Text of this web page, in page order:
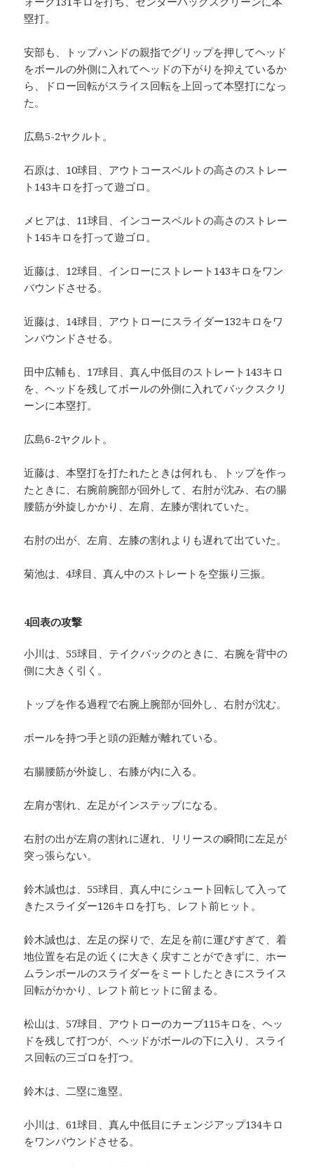
塁打。
安部も、トップハンドの親指でグリップを押してヘッド
をボールの外側に入れてヘッドの下がりを抑えているか
ら、ドロー回転がスライス回転を上回って本塁打になっ
た。
広島5-2ヤクルト。
石原は、10球目、アウトコースベルトの高さのストレー
ト143キロを打って遊ゴロ。
メヒアは、11球目、インコースベルトの高さのストレー
ト145キロを打って遊ゴロ。
近藤は、12球目、インローにストレート143キロをワン
バウンドさせる。
近藤は、14球目、アウトローにスライダー132キロをワ
ンバウンドさせる。
田中広輔も、17球目、真ん中低目のストレート143キロ
を、ヘッドを残してボールの外側に入れてバックスクリ
ーンに本塁打。
広島6-2ヤクルト。
近藤は、本塁打を打たれたときは何れも、トップを作っ
たときに、右腕前腕部が回外して、右肘が沈み、右の腸
腰筋が外旋しかかり、左肩、左膝が割れていた。
右肘の出が、左肩、左膝の割れよりも遅れて出ていた。
菊池は、4球目、真ん中のストレートを空振り三振。
4回表の攻撃
小川は、55球目、テイクバックのときに、右腕を背中の
側に大きく引く。
トップを作る過程で右腕上腕部が回外し、右肘が沈む。
ボールを持つ手と頭の距離が離れている。
右腸腰筋が外旋し、右膝が内に入る。
左肩が割れ、左足がインステップになる。
右肘の出が左肩の割れに遅れ、リリースの瞬間に左足が
突っ張らない。
鈴木誠也は、55球目、真ん中にシュート回転して入って
きたスライダー126キロを打ち、レフト前ヒット。
鈴木誠也は、左足の探りで、左足を前に運びすぎて、着
地位置を右足の近くに大きく戻すことができずに、ホー
ムランボールのスライダーをミートしたときにスライス
回転がかかり、レフト前ヒットに留まる。
松山は、57球目、アウトローのカーブ115キロを、ヘッ
ドを残して打つが、ヘッドがボールの下に入り、スライ
ス回転の三ゴロを打つ。
鈴木は、二塁に進塁。
小川は、61球目、真ん中低目にチェンジアップ134キロ
をワンバウンドさせる。